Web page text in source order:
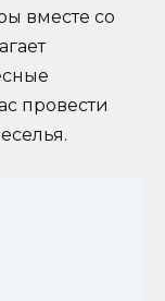
вместе со
провести